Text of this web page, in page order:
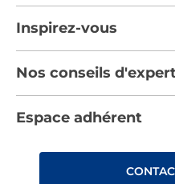
Devenez adhérent
Les Bâtisseurs du Sport
Inspirez-vous
Nos catalogues
Rencontres
Nos conseils
Espace adhérent